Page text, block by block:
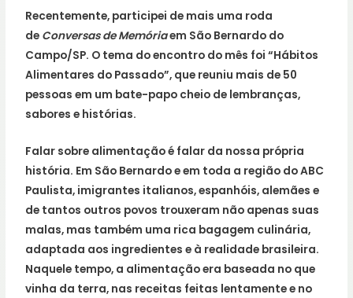
Recentemente, participei de mais uma roda
de Conversas de Memóriaem São Bernardo do
Campo/SP. O tema do encontro do mês foi “Hábitos
Alimentares do Passado”, que reuniu mais de 50
pessoas em um bate-papo cheio de lembranças,
sabores e histórias.
Falar sobre alimentação é falar da nossa própria
história. Em São Bernardo e em toda a região do ABC
Paulista, imigrantes italianos, espanhóis, alemães e
de tantos outros povos trouxeram não apenas suas
malas, mas também uma rica bagagem culinária,
adaptada aos ingredientes e à realidade brasileira.
Naquele tempo, a alimentação era baseada no que
vinha da terra, nas receitas feitas lentamente e no